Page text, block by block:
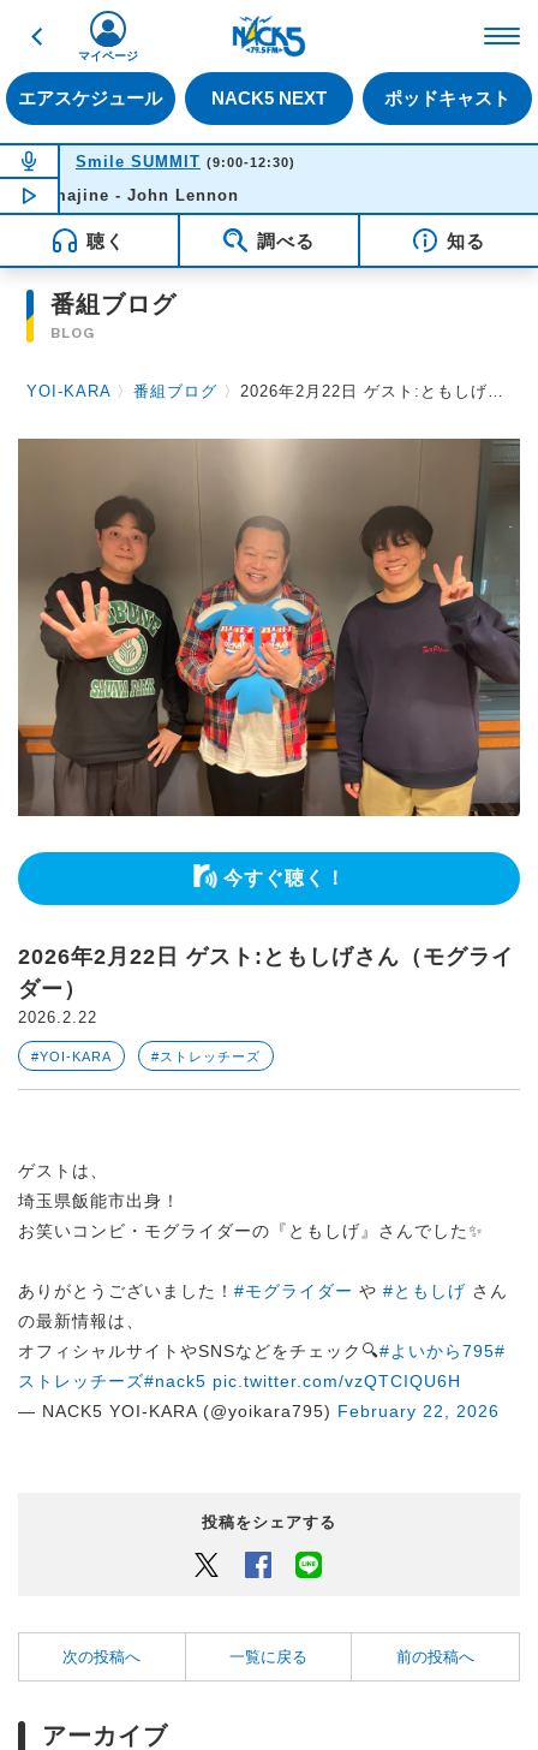
戻る
エアスケジュール NACK5 NEXT ポッドキャスト
マイページ
NOW ON AIR
Smile SUMMIT (9:00-12:30)
NOW PLAYING10:52
Imajine - John Lennon
聴く 調べる 知る
番組ブログ
BLOG
YOI-KARA 〉番組ブログ 〉2026年2月22日 ゲスト:ともしげさん（モグライダー）
今すぐ聴く！
2026年2月22日 ゲスト:ともしげさん（モグライ
ダー）
2026.2.22
#YOI-KARA #ストレッチーズ
ゲストは、
埼玉県飯能市出身！
お笑いコンビ・モグライダーの『ともしげ』さんでした✨
ありがとうございました！ #モグライダー や #ともしげ さん
の最新情報は、
オフィシャルサイトやSNSなどをチェック🔍#よいから795#
ストレッチーズ#nack5 pic.twitter.com/vzQTCIQU6H
— NACK5 YOI-KARA (@yoikara795) February 22, 2026
投稿をシェアする
Twitter Facebook
次の投稿へ 一覧に戻る 前の投稿へ
アーカイブ